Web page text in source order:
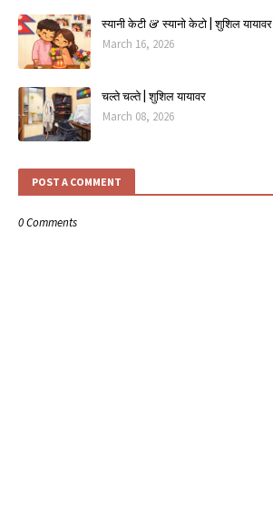
स्यानी केटी & स्यानो केटो | शुशिल यायावर
March 16, 2026
चल्ते चल्ते | शुशिल यायावर
March 08, 2026
POST A COMMENT
0 Comments